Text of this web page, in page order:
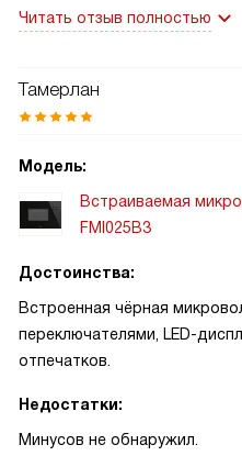
равномерно. Управление
времени. Камера из
выручил, всё получилось
Читать отзыв полностью
Тамерлан
Модель:
Встраиваемая
FMI025B3
Достоинства:
Встроенная чёрная
переключателями, LED-
отпечатков.
Недостатки:
Минусов не обнаружил.